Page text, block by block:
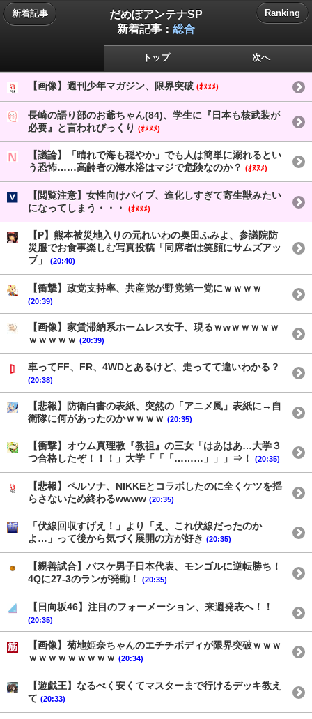
新着記事
だめぽアンテナSP
新着記事： 総合
Ranking
トップ 次へ
【画像】週刊少年マガジン、限界突破 (ｵﾇﾇﾒ)
長崎の語り部のお爺ちゃん(84)、学生に『日本も核武装が
必要』と言われびっくり (ｵﾇﾇﾒ)
【議論】「晴れで海も穏やか」でも人は簡単に溺れるとい
う恐怖……高齢者の海水浴はマジで危険なのか？ (ｵﾇﾇﾒ)
【閲覧注意】女性向けバイブ、進化しすぎて寄生獣みたい
になってしまう・・・
(ｵﾇﾇﾒ)
【P】熊本被災地入りの元れいわの奥田ふみよ、参議院防
災服でお食事楽しむ写真投稿「同席者は笑顔にサムズアッ
プ」
(20:40)
【衝撃】政党支持率、共産党が野党第一党にｗｗｗｗ
(20:39)
【画像】家賃滞納系ホームレス女子、現るｗwｗｗｗｗｗ
ｗｗｗｗｗ (20:39)
車ってFF、FR、4WDとあるけど、走ってて違いわかる？
(20:38)
【悲報】防衛白書の表紙、突然の「アニメ風」表紙に→自
衛隊に何があったのかｗｗｗｗ (20:35)
【衝撃】オウム真理教『教祖』の三女「はあはあ…大学３
つ合格したぞ！！！」大学「「「………」」」⇒！
(20:35)
【悲報】ペルソナ、NIKKEとコラボしたのに全くケツを揺
らさないため終わるwwww (20:35)
「伏線回収すげえ！」より「え、これ伏線だったのか
よ…」って後から気づく展開の方が好き (20:35)
【親善試合】バスケ男子日本代表、モンゴルに逆転勝ち！
4Qに27-3のランが発動！
(20:35)
【日向坂46】注目のフォーメーション、来週発表へ！！
(20:35)
【画像】菊地姫奈ちゃんのエチチボディが限界突破ｗｗｗ
ｗｗｗｗｗｗｗｗｗ (20:34)
【遊戯王】なるべく安くてマスターまで行けるデッキ教え
て (20:33)